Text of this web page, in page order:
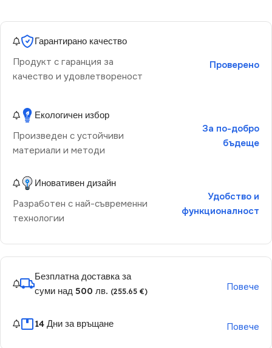
Гарантирано качество
Продукт с гаранция за
качество и удовлетвореност
Проверено
Екологичен избор
Произведен с устойчиви
материали и методи
За по-добро
бъдеще
Иновативен дизайн
Разработен с най-съвременни
технологии
Удобство и
функционалност
Безплатна доставка за
суми над 500 лв. (255.65 €) Повече
14 Дни за връщане Повече